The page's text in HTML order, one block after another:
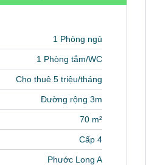
1 Phòng ngủ
1 Phòng tắm/WC
Cho thuê 5 triệu/tháng
Đường rộng 3m
70 m²
Cấp 4
Phước Long A